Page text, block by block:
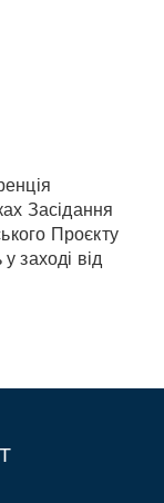
Засідання
Проєкту
заході від